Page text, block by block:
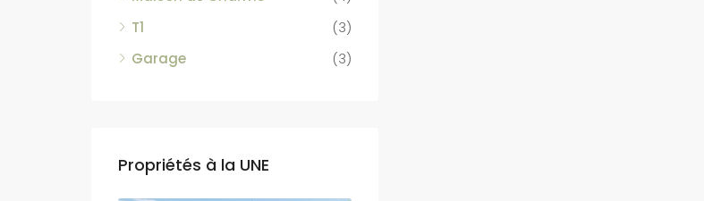
T1
(3)
Garage
(3)
Propriétés à la UNE